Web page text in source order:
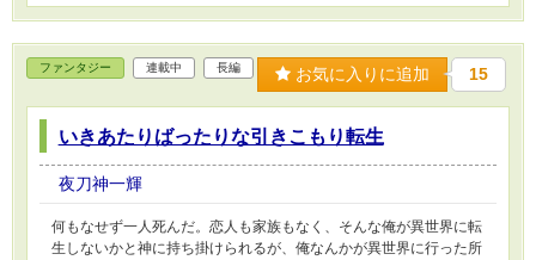
る、俺。 俺は六条家の名誉を取り戻す為、かつての修練を始
める。
ファンタジー 連載中 長編 お気に入りに追加 15
いきあたりばったりな引きこもり転生
夜刀神一輝
何もなせず一人死んだ。恋人も家族もなく、そんな俺が異世界に転
生しないかと神に持ち掛けられるが、俺なんかが異世界に行った所